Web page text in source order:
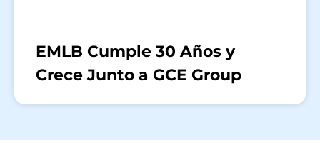
EMLB Cumple 30 Años y
Crece Junto a GCE Group